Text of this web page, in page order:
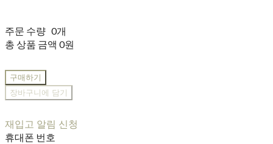
주문 수량 0개
총 상품 금액 0원
구매하기
장바구니에 담기
재입고 알림 신청
휴대폰 번호